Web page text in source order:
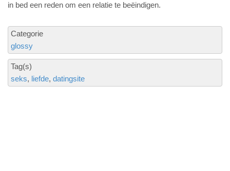
in bed een reden om een relatie te beëindigen.
Categorie
glossy
Tag(s)
seks liefde datingsite